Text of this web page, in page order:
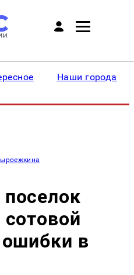
Наши города
сотовой
в